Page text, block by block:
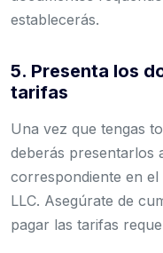
establecerás.
5. Presenta los
tarifas
Una vez que tengas
deberás presentarlos
correspondiente en el
LLC. Asegúrate de
pagar las tarifas